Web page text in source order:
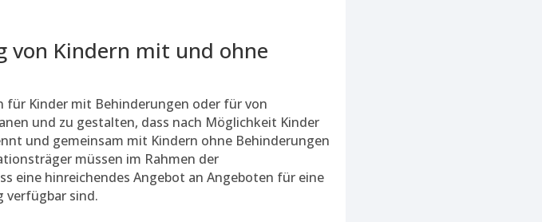
von Kindern mit und ohne
für Kinder mit Behinderungen oder für von
und zu gestalten, dass nach Möglichkeit Kinder
und gemeinsam mit Kindern ohne Behinderungen
müssen im Rahmen der
eine hinreichendes Angebot an Angeboten für eine
verfügbar sind.